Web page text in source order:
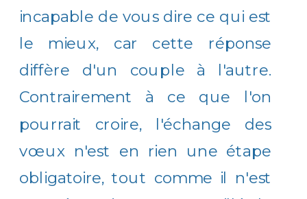
incapable de vous dire ce qui est
le mieux, car cette réponse
diffère d'un couple à l'autre.
Contrairement à ce que l'on
pourrait croire, l'échange des
vœux n'est en rien une étape
obligatoire, tout comme il n'est